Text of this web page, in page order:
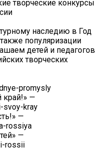
творческие конкурсы
наследию в Год
популяризации
детей и педагогов
творческих
promysly
край!» —
svoy-kray
—
rossiya
—
rossii